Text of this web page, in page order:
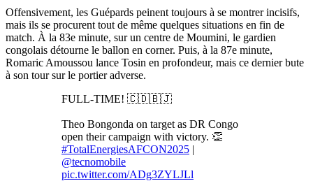
Offensivement, les Guépards peinent toujours à se montrer incisifs,
mais ils se procurent tout de même quelques situations en fin de
match. À la 83e minute, sur un centre de Moumini, le gardien
congolais détourne le ballon en corner. Puis, à la 87e minute,
Romaric Amoussou lance Tosin en profondeur, mais ce dernier bute
à son tour sur le portier adverse.
FULL-TIME! 🇨🇩🇧🇯
Theo Bongonda on target as DR Congo
open their campaign with victory. 👏
#TotalEnergiesAFCON2025 |
@tecnomobile
pic.twitter.com/ADg3ZYLJLl